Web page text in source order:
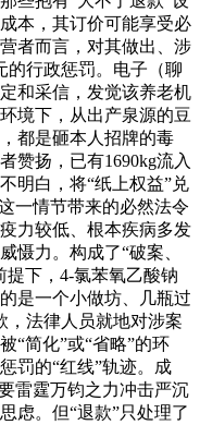
本，其订价可能享受必
者而言，对其做出、涉
的行政惩罚。电子（聊
和采信，发觉该养老机
境下，从出产泉源的豆
都是砸本人招牌的毒
赞扬，已有1690kg流入
明白，将“纸上权益”兑
一情节带来的必然法令
力较低、根本疾病多发
慑力。构成了“破案、
下，4-氯苯氧乙酸钠
是一个小做坊、几瓶过
，法律人员就地对涉案
“简化”或“省略”的环
罚的“红线”轨迹。成
雷霆万钧之力冲击严沉
虑。但“退款”只处理了